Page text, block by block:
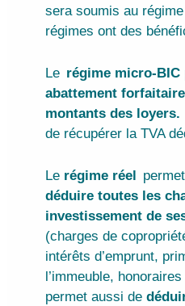
sera soumis au
régimes ont des
Le régime micro-BIC
abattement
montants des loyers.
de récupérer la TVA
Le régime réel
déduire toutes les
investissement de
(charges de
intérêts d’emprunt,
l’immeuble,
permet aussi de